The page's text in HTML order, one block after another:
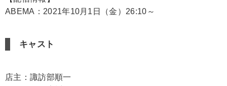
ABEMA：2021年10月1日（金）26:10～
キャスト
店主：諏訪部順一